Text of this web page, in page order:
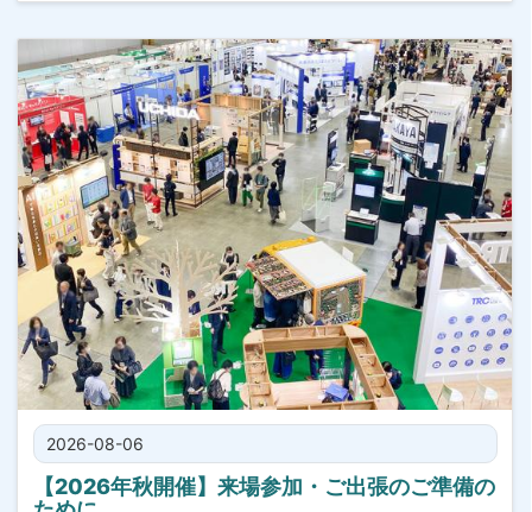
2026-08-06
【2026年秋開催】来場参加・ご出張のご準備の